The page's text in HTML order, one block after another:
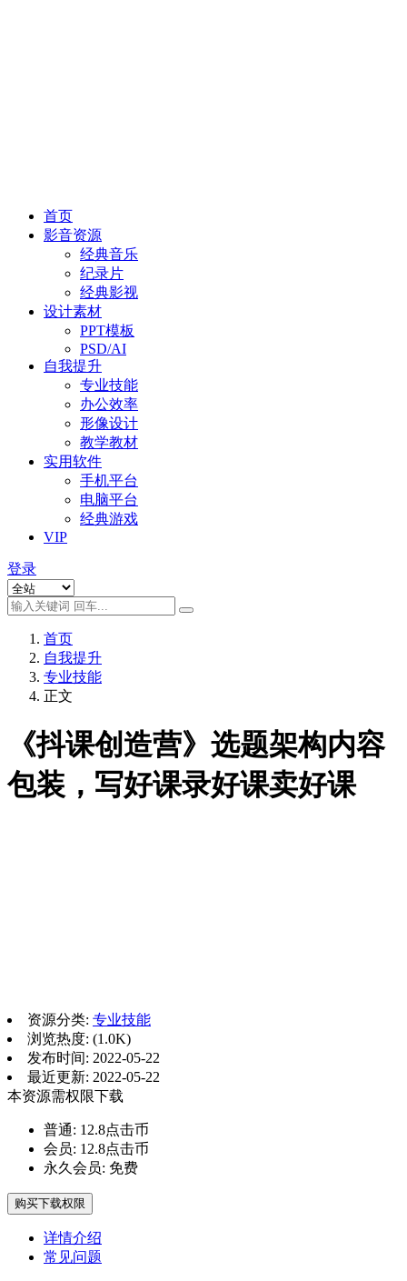
首页
影音资源
经典音乐
纪录片
经典影视
设计素材
PPT模板
PSD/AI
自我提升
专业技能
办公效率
形像设计
教学教材
实用软件
手机平台
电脑平台
经典游戏
VIP
登录
首页
自我提升
专业技能
正文
《抖课创造营》选题架构内容
包装，写好课录好课卖好课
资源分类: 专业技能
浏览热度: (1.0K)
发布时间: 2022-05-22
最近更新: 2022-05-22
本资源需权限下载
普通: 12.8点击币
会员: 12.8点击币
永久会员: 免费
购买下载权限
详情介绍
常见问题